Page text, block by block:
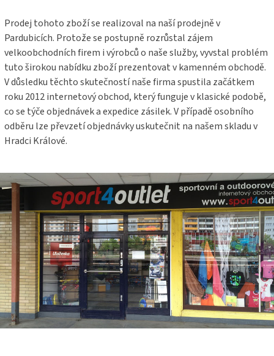
Prodej tohoto zboží se realizoval na naší prodejně v
Pardubicích. Protože se postupně rozrůstal zájem
velkoobchodních firem i výrobců o naše služby, vyvstal problém
tuto širokou nabídku zboží prezentovat v kamenném obchodě.
V důsledku těchto skutečností naše firma spustila začátkem
roku 2012 internetový obchod, který funguje v klasické podobě,
co se týče objednávek a expedice zásilek. V případě osobního
odběru lze převzetí objednávky uskutečnit na našem skladu v
Hradci Králové.